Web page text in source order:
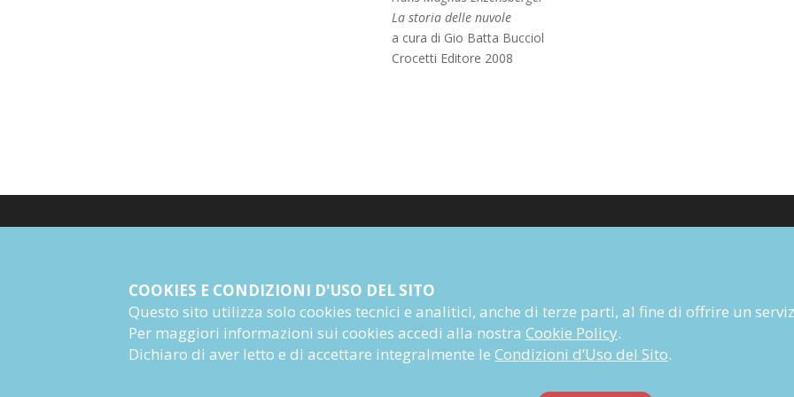
La storia delle nuvole
a cura di Gio Batta Bucciol
Crocetti Editore 2008
PI 04628780969
Informazioni Societarie
Autori
Rivista
COOKIES E CONDIZIONI D'USO DEL SITO
Questo sito utilizza solo cookies tecnici e analitici, anche di terze parti, al fine di offrire un
Per maggiori informazioni sui cookies accedi alla nostra Cookie Policy.
Dichiaro di aver letto e di accettare integralmente le Condizioni d’Uso del Sito.